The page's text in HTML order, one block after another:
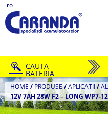
ro
CAUTA
BATERIA
HOME / PRODUSE/APLICATII/
12V 7AH 28W F2 – LONG WP7-